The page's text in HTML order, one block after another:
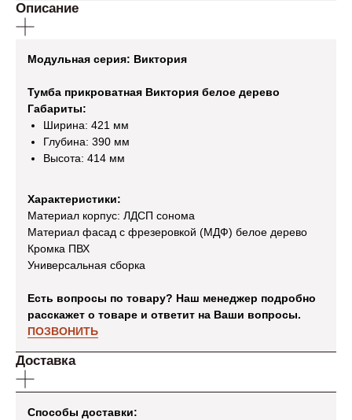
Описание
Модульная серия: Виктория
Тумба прикроватная Виктория белое дерево
Габариты:
Ширина: 421 мм
Глубина: 390 мм
Высота: 414 мм
Характеристики:
Материал корпус: ЛДСП сонома
Материал фасад с фрезеровкой (МДФ) белое дерево
Кромка ПВХ
Универсальная сборка
Есть вопросы по товару? Наш менеджер подробно
расскажет о товаре и ответит на Ваши вопросы.
ПОЗВОНИТЬ
Доставка
Способы доставки: